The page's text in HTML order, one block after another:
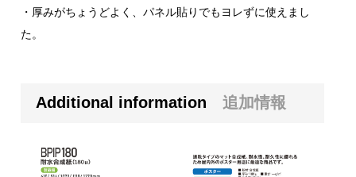
・厚みがちょうどよく、パネル貼りでもヨレずに使えまし
た。
Additional information 追加情報